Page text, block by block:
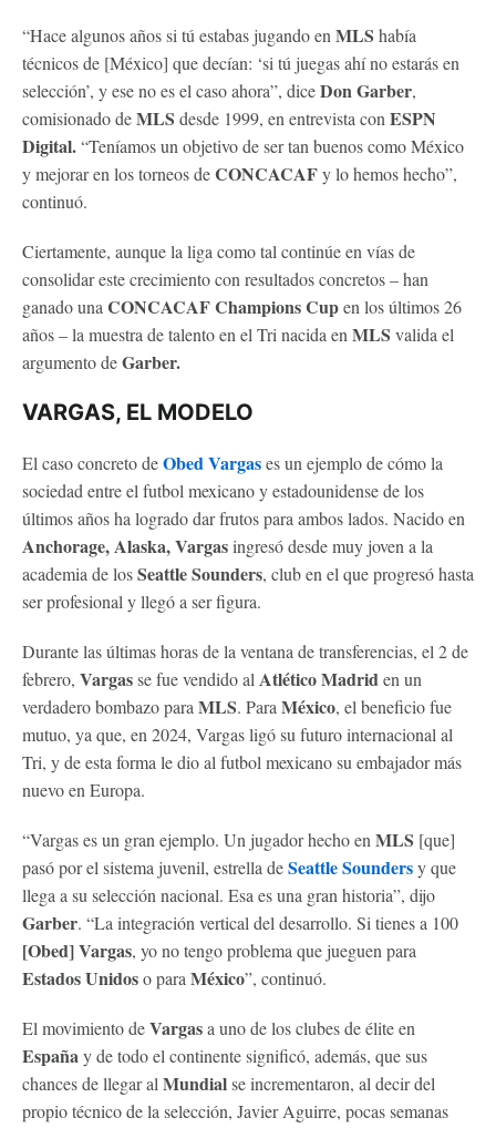
“Hace algunos años si tú estabas jugando en MLS había
técnicos de [México] que decían: ‘si tú juegas ahí no estarás en
selección’, y ese no es el caso ahora”, diceDon Garber,
comisionado deMLS desde 1999, en entrevista con ESPN
Digital.“Teníamos un objetivo de ser tan buenos como México
y mejorar en los torneos deCONCACAFy lo hemos hecho”,
continuó.
Ciertamente, aunque la liga como tal continúe en vías de
consolidar este crecimiento con resultados concretos – han
ganado una CONCACAF Champions Cupen los últimos 26
años – la muestra de talento en el Tri nacida en MLS valida el
argumento deGarber.
VARGAS, EL MODELO
El caso concreto deObed Vargases un ejemplo de cómo la
sociedad entre el futbol mexicano y estadounidense de los
últimos años ha logrado dar frutos para ambos lados. Nacido en
Anchorage, Alaska, Vargasingresó desde muy joven a la
academia de losSeattle Sounders, club en el que progresó hasta
ser profesional y llegó a ser figura.
Durante las últimas horas de la ventana de transferencias, el 2 de
febrero, Vargasse fue vendido al Atlético Madriden un
verdadero bombazo para MLS. Para México, el beneficio fue
mutuo, ya que, en 2024, Vargas ligó su futuro internacional al
Tri, y de esta forma le dio al futbol mexicano su embajador más
nuevo en Europa.
“Vargas es un gran ejemplo. Un jugador hecho en MLS [que]
pasó por el sistema juvenil, estrella deSeattle Soundersy que
llega a su selección nacional. Esa es una gran historia”, dijo
Garber. “La integración vertical del desarrollo. Si tienes a 100
[Obed] Vargas, yo no tengo problema que jueguen para
Estados Unidoso para México”, continuó.
El movimiento deVargasa uno de los clubes de élite en
Españay de todo el continente significó, además, que sus
chances de llegar al Mundialse incrementaron, al decir del
propio técnico de la selección, Javier Aguirre, pocas semanas